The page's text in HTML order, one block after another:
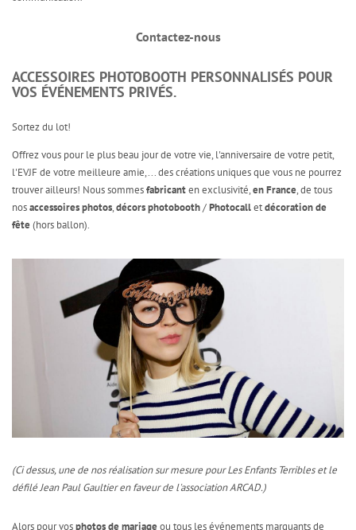
Contactez-nous
ACCESSOIRES PHOTOBOOTH PERSONNALISÉS POUR
VOS ÉVÉNEMENTS PRIVÉS.
Sortez du lot!
Offrez vous pour le plus beau jour de votre vie, l'anniversaire de votre petit,
l'EVJF de votre meilleure amie,... des créations uniques que vous ne pourrez
trouver ailleurs! Nous sommesfabricanten exclusivité,en France, de tous
nosaccessoires photos,décors photobooth/Photocalletdécoration de
fête (hors ballon).
(Ci dessus, une de nos réalisation sur mesure pour Les Enfants Terribles et le
défilé Jean Paul Gaultier en faveur de l'association ARCAD.)
Alors pour vosphotos de mariage ou tous les événements marquants de